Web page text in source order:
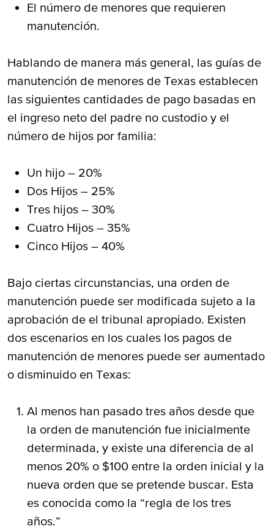
El número de menores que requieren
manutención.
Hablando de manera más general, las guías de
manutención de menores de Texas establecen
las siguientes cantidades de pago basadas en
el ingreso neto del padre no custodio y el
número de hijos por familia:
Un hijo – 20%
Dos Hijos – 25%
Tres hijos – 30%
Cuatro Hijos – 35%
Cinco Hijos – 40%
Bajo ciertas circunstancias, una orden de
manutención puede ser modificada sujeto a la
aprobación de el tribunal apropiado. Existen
dos escenarios en los cuales los pagos de
manutención de menores puede ser aumentado
o disminuido en Texas:
Al menos han pasado tres años desde que
la orden de manutención fue inicialmente
determinada, y existe una diferencia de al
menos 20% o $100 entre la orden inicial y la
nueva orden que se pretende buscar. Esta
es conocida como la “regla de los tres
años.”